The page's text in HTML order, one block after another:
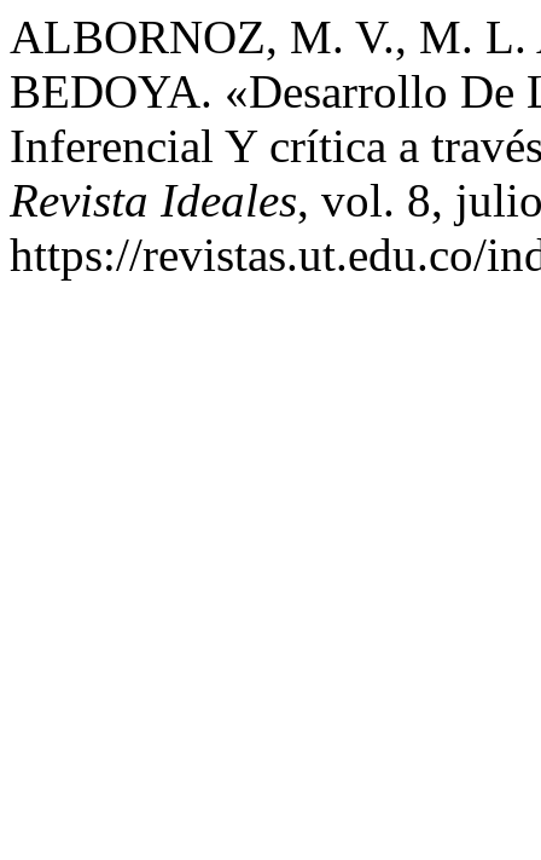
ALBORNOZ, M. V., M.
BEDOYA. «Desarrollo De
Inferencial Y crítica a
Revista Ideales, vol. 8,
https://revistas.ut.edu.co/